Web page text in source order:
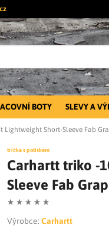
BOTY SLEVY A
Lightweight Short-Sleeve Fab
trička s potiskem
Carhartt triko -
Sleeve Fab
Výrobce: Carhartt